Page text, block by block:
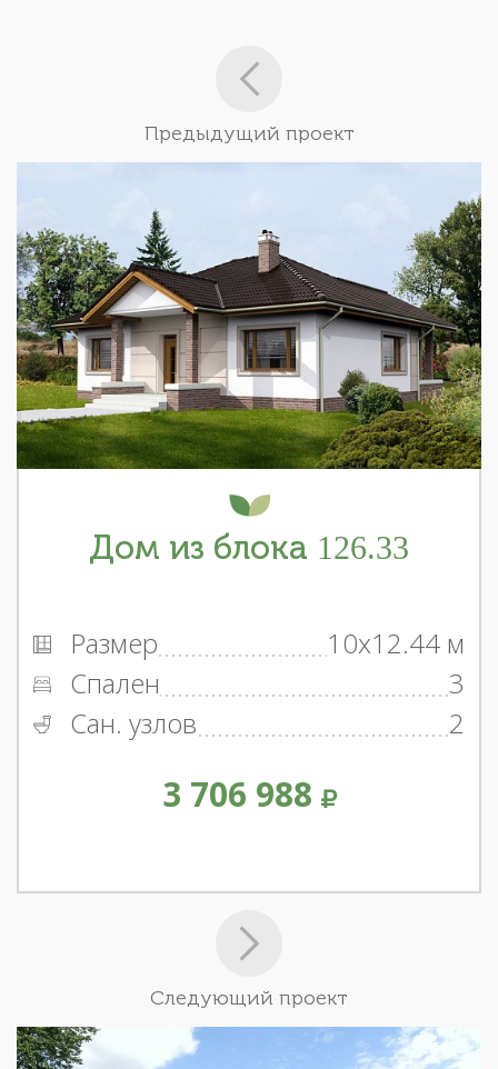
Предыдущий проект
Дом из блока 126.33
Размер
10x12.44 м
Спален
3
Сан. узлов
2
3 706 988
Следующий проект